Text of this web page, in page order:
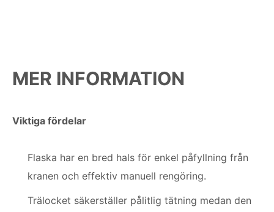
MER INFORMATION
Viktiga fördelar
Flaska har en bred hals för enkel påfyllning från
kranen och effektiv manuell rengöring.
Trälocket säkerställer pålitlig tätning medan den